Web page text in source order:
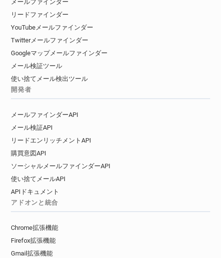
メールファインダー
リードファインダー
YouTubeメールファインダー
Twitterメールファインダー
Googleマップメールファインダー
メール検証ツール
使い捨てメール検出ツール
開発者
メールファインダーAPI
メール検証API
リードエンリッチメントAPI
購買意図API
ソーシャルメールファインダーAPI
使い捨てメールAPI
APIドキュメント
アドオンと統合
Chrome拡張機能
Firefox拡張機能
Gmail拡張機能